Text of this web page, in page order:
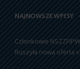
NAJNOWSZE WPISY
Członkowie
Ruszyła nowa oferta